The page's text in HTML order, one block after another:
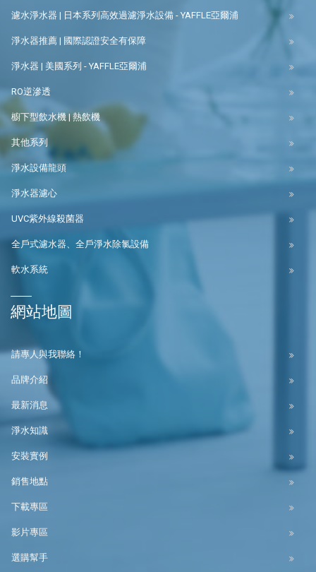
濾水淨水器 | 日本系列高效過濾淨水設備 - YAFFLE亞爾浦
淨水器推薦 | 國際認證安全有保障
淨水器 | 美國系列 - YAFFLE亞爾浦
RO逆滲透
櫥下型飲水機 | 熱飲機
其他系列
淨水設備龍頭
淨水器濾心
UVC紫外線殺菌器
全戶式濾水器、全戶淨水除氯設備
軟水系統
網站地圖
請專人與我聯絡！
品牌介紹
最新消息
淨水知識
安裝實例
銷售地點
下載專區
影片專區
選購幫手